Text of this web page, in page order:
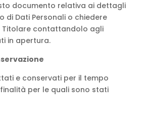
documento relativa ai dettagli
di Dati Personali o chiedere
Titolare contattandolo agli
in apertura.
e conservati per il tempo
per le quali sono stati